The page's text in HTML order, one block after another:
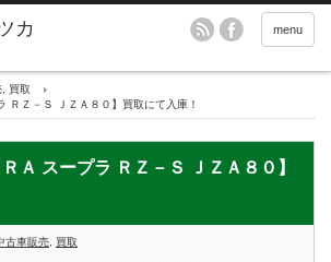
menu
買取
ＲＺ－Ｓ ＪＺＡ８０】買取にて入庫！
ＲＡ スープラ ＲＺ－Ｓ ＪＺＡ８０】
古車販売 買取